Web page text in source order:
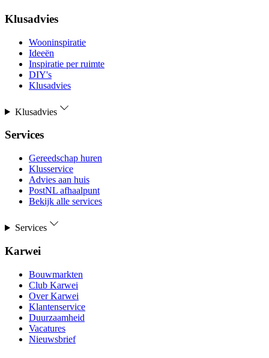
Klusadvies
Wooninspiratie
Ideeën
Inspiratie per ruimte
DIY's
Klusadvies
Klusadvies
Services
Gereedschap huren
Klusservice
Advies aan huis
PostNL afhaalpunt
Bekijk alle services
Services
Karwei
Bouwmarkten
Club Karwei
Over Karwei
Klantenservice
Duurzaamheid
Vacatures
Nieuwsbrief